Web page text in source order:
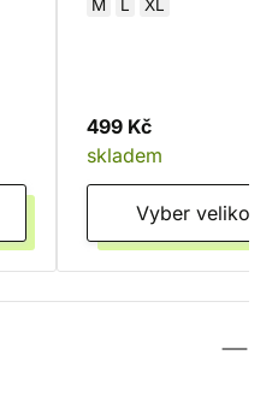
M L XL
499 Kč
skladem
Vyber velikost